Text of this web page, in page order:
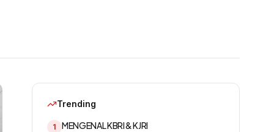
Trending
1 MENGENAL KBRI & KJRI